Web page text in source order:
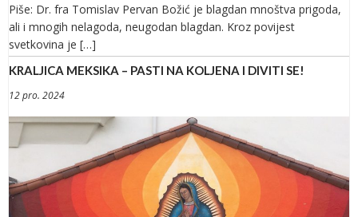
Piše: Dr. fra Tomislav Pervan Božić je blagdan mnoštva prigoda,
ali i mnogih nelagoda, neugodan blagdan. Kroz povijest
svetkovina je […]
KRALJICA MEKSIKA – PASTI NA KOLJENA I DIVITI SE!
12 pro. 2024